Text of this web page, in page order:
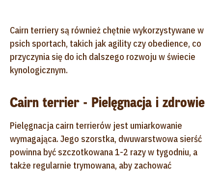
Cairn terriery są również chętnie wykorzystywane w
psich sportach, takich jak agility czy obedience, co
przyczynia się do ich dalszego rozwoju w świecie
kynologicznym.
Cairn terrier - Pielęgnacja i zdrowie
Pielęgnacja cairn terrierów jest umiarkowanie
wymagająca. Jego szorstka, dwuwarstwowa sierść
powinna być szczotkowana 1-2 razy w tygodniu, a
także regularnie trymowana, aby zachować